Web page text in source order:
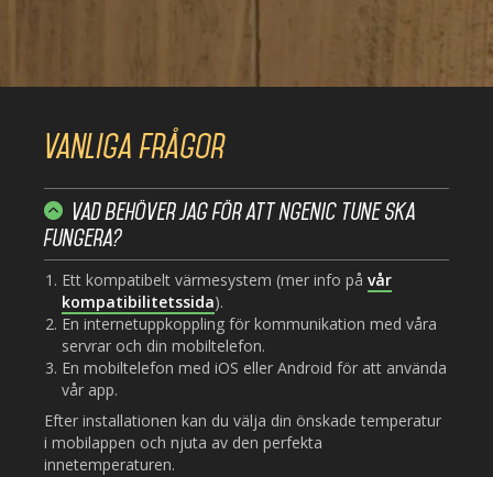
Vanliga frågor
Vad behöver jag för att Ngenic Tune ska
fungera?
Ett kompatibelt värmesystem (mer info på vår
kompatibilitetssida).
En internetuppkoppling för kommunikation med våra
servrar och din mobiltelefon.
En mobiltelefon med iOS eller Android för att använda
vår app.
Efter installationen kan du välja din önskade temperatur
i mobilappen och njuta av den perfekta
innetemperaturen.